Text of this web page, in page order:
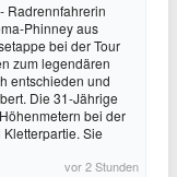
Radrennfahrerin
Phinney aus
bei der Tour
zum legendären
entschieden und
Die 31-Jährige
bei der
Sie
vor 2 Stunden